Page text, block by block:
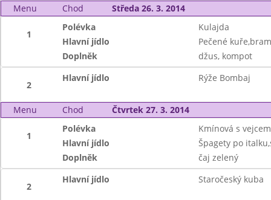
Menu Chod Středa 26. 3. 2014
1
Polévka
Kulajda
Hlavní jídlo
Pečené
Doplněk
džus, kompot
2
Hlavní jídlo Rýže Bombaj
Menu Chod Čtvrtek 27. 3. 2014
1
Polévka
Kmínová s vejcem
Hlavní jídlo
Špagety po
Doplněk
čaj zelený
2
Hlavní jídlo Staročeský kuba